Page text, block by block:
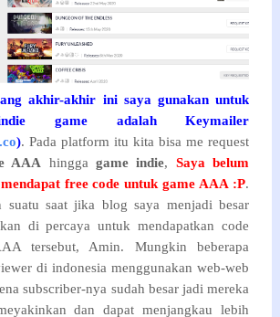
akhir-akhir ini saya gunakan untuk
game adalah Keymailer
). Pada platform itu kita bisa me request
AAA hingga game indie, Saya belum
free code untuk game AAA :P.
suatu saat jika blog saya menjadi besar
di percaya untuk mendapatkan code
tersebut, Amin. Mungkin beberapa
di indonesia menggunakan web-web
subscriber-nya sudah besar jadi mereka
dan dapat menjangkau lebih